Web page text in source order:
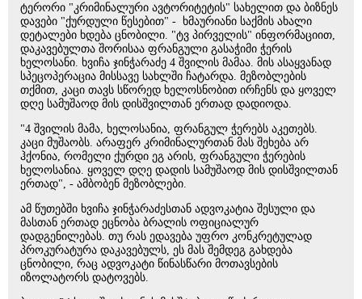
ტერორი "კრიმინალური ავტორიტეტის" სახელით და ბიზნეს
დავები "ქურდული წესებით" - ხმაურიანი საქმის ახალი
დეტალები ხდება ცნობილი. "ტვ პირველის" ინფორმაციით,
დაკავებულთა შორისაა ფრანგული გასაჭიმი ჭერის
ხელოსანი. ხვიჩა ჯინჭარაძე 4 შვილის მამაა. მის ასაყვანად
სპეცოპერაცია მისსავე სახლში ჩატარდა. მეზობლების
თქმით, კაცი თავს სწორედ ხელოსნობით ირჩენს და ყოველ
დღე სამუშაოდ მის დისშვილთან ერთად დადიოდა.
"4 შვილის მამა, ხელოსანია, ფრანგულ ჭერებს აკეთებს.
კაცი მუშაობს. არაფერ კრიმინალურთან მას შეხება არ
ჰქონია, რომელი ქურდი ეგ არის, ფრანგული ჭერების
ხელოსანია. ყოველ დღე დადის სამუშაოდ მის დისშვილთან
ერთად", - ამბობენ მეზობლები.
ამ წუთებში ხვიჩა ჯინჭარაძესთან ადვოკატია შესული და
მასთან ერთად ეცნობა ბრალის ოფიციალურ
დადგენილებას. თუ რას ედავება უფრო კონკრეტულად
პროკურატურა დაკავებულს, ეს მას შემდეგ გახდება
ცნობილი, რაც ადვოკატი წინასწარი მოთავსების
იზოლატორს დატოვებს.